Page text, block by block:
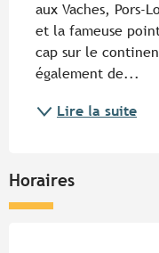
aux Vaches, Pors-
et la fameuse
cap sur le
également de...
Lire la suite
Horaires